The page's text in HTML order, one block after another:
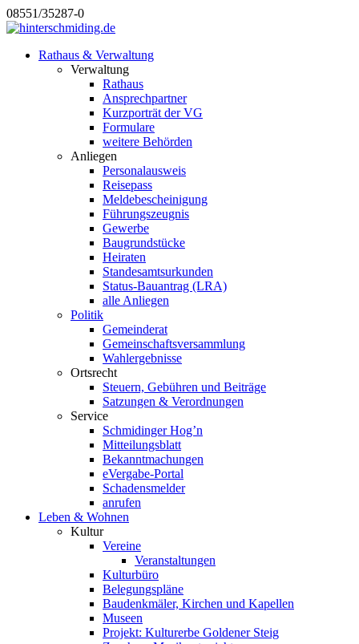
08551/35287-0
Rathaus & Verwaltung
Verwaltung
Rathaus
Ansprechpartner
Kurzporträt der VG
Formulare
weitere Behörden
Anliegen
Personalausweis
Reisepass
Meldebescheinigung
Führungszeugnis
Gewerbe
Baugrundstücke
Heiraten
Standesamtsurkunden
Status-Bauantrag (LRA)
alle Anliegen
Politik
Gemeinderat
Gemeinschaftsversammlung
Wahlergebnisse
Ortsrecht
Steuern, Gebühren und Beiträge
Satzungen & Verordnungen
Service
Schmidinger Hog’n
Mitteilungsblatt
Bekanntmachungen
eVergabe-Portal
Schadensmelder
anrufen
Leben & Wohnen
Kultur
Vereine
Veranstaltungen
Kulturbüro
Belegungspläne
Baudenkmäler, Kirchen und Kapellen
Museen
Projekt: Kulturerbe Goldener Steig